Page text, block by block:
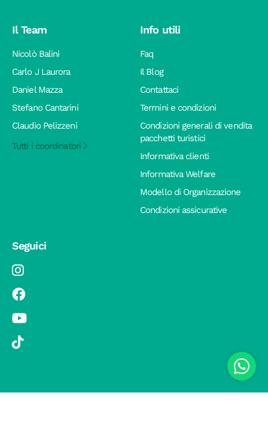
Il Team
Nicolò Balini
Carlo J Laurora
Daniel Mazza
Stefano Cantarini
Claudio Pelizzeni
Tutti i coordinatori
Info utili
Faq
Il Blog
Contattaci
Termini e condizioni
Condizioni generali di vendita
pacchetti turistici
Informativa clienti
Informativa Welfare
Modello di Organizzazione
Condizioni assicurative
Seguici